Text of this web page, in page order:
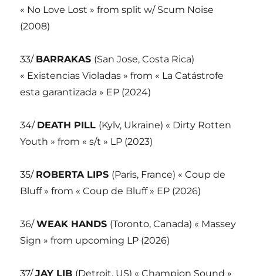
« No Love Lost » from split w/ Scum Noise
(2008)
33/ BARRAKAS (San Jose, Costa Rica)
« Existencias Violadas » from « La Catástrofe
esta garantizada » EP (2024)
34/ DEATH PILL (Kylv, Ukraine) « Dirty Rotten
Youth » from « s/t » LP (2023)
35/ ROBERTA LIPS (Paris, France) « Coup de
Bluff » from « Coup de Bluff » EP (2026)
36/WEAK HANDS (Toronto, Canada) « Massey
Sign » from upcoming LP (2026)
37/JAY LIB (Detroit, US) « Champion Sound »